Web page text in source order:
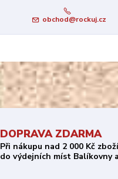
obchod@rockuj.cz
DOPRAVA ZDARMA
Při nákupu nad 2 000 Kč
do výdejních míst Balíkovny